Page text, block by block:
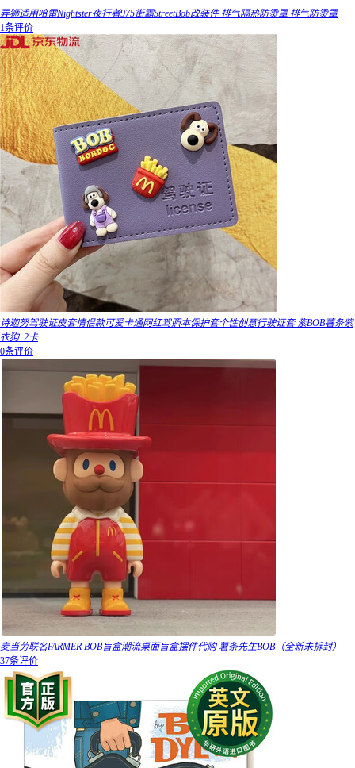
弄狮适用哈雷Nightster夜行者975街霸StreetBob改装件 排气隔热防烫罩 排气防烫罩
1条评价
诗迦努驾驶证皮套情侣款可爱卡通网红驾照本保护套个性创意行驶证套 紫BOB薯条紫
衣狗_2卡
0条评价
麦当劳联名FARMER BOB盲盒潮流桌面盲盒摆件代购 薯条先生BOB（全新未拆封）
37条评价